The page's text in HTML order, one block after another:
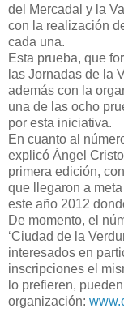
del Mercadal y la
con la realización
cada una.
Esta prueba, que
las Jornadas de la
además con la
una de las ocho
por esta iniciativa.
En cuanto al
explicó Ángel
primera edición,
que llegaron a
este año 2012
De momento, el
‘Ciudad de la
interesados en
inscripciones el
lo prefieren,
organización: